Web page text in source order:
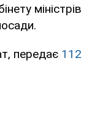
міністрів
передає 112